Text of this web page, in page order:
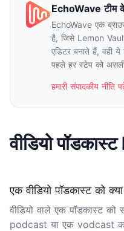
EchoWave टीम
EchoWave एक
है, जिसे Lemon
एडिटर बनाते हैं, वही
पहले हर स्टेप को
हमारी संपादकीय नीति
वीडियो
एक वीडियो पॉडकास्ट को
वीडियो वाले एक पॉडकास्ट
podcast या एक vodcast